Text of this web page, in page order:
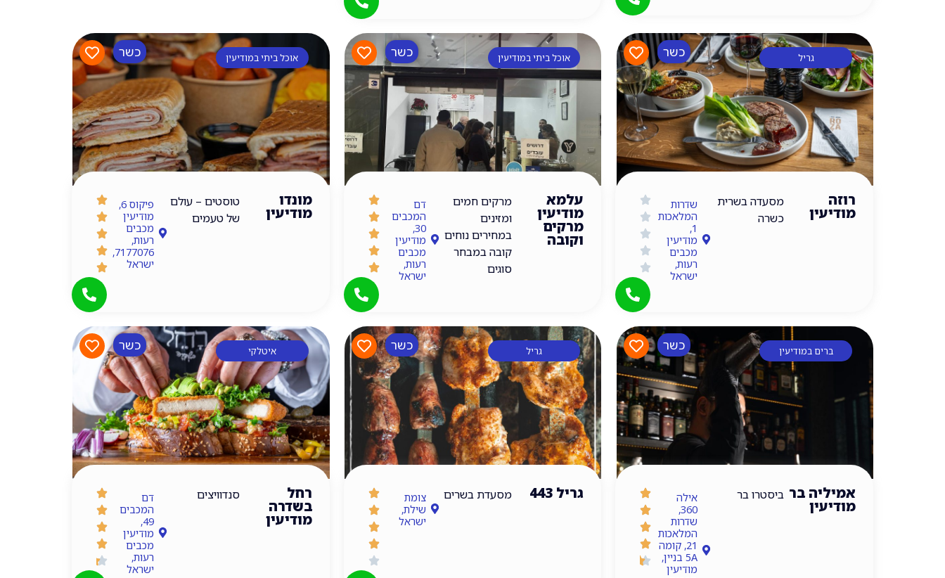
גריל כשר
רוזה
מודיעין
מסעדה בשרית
כשרה
שדרות
המלאכות
1,
מודיעין
מכבים
רעות,
ישראל
אוכל ביתי במודיעין כשר
עלמא
מודיעין
מרקים
וקובה
מרקים חמים
ומזינים
במחירים נוחים
קובה במבחר
סוגים
דם
המכבים
30,
מודיעין
מכבים
רעות,
ישראל
אוכל ביתי במודיעין כשר
מונדו
מודיעין
טוסטים – עולם
של טעמים
פיקוס 6,
מודיעין
מכבים
רעות,
7177076,
ישראל
ברים במודיעין כשר
אמיליה בר
מודיעין
ביסטרו בר
אילה
360,
שדרות
המלאכות
21, קומה
5A בניין,
מודיעין
גריל כשר
גריל 443 מסעדת בשרים
צומת
שילת,
ישראל
איטלקי כשר
רחל
בשדרה
מודיעין
סנדוויצים
דם
המכבים
49,
מודיעין
מכבים
רעות,
ישראל